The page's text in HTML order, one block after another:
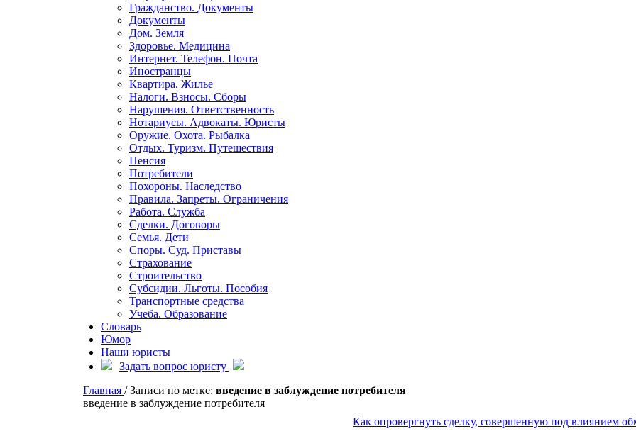
Гражданство. Документы
Документы
Дом. Земля
Здоровье. Медицина
Интернет. Телефон. Почта
Иностранцы
Квартира. Жилье
Налоги. Взносы. Сборы
Нарушения. Ответственность
Нотариусы. Адвокаты. Юристы
Оружие. Охота. Рыбалка
Отдых. Туризм. Путешествия
Пенсия
Потребители
Похороны. Наследство
Правила. Запреты. Ограничения
Работа. Служба
Сделки. Договоры
Семья. Дети
Споры. Суд. Приставы
Страхование
Строительство
Субсидии. Льготы. Пособия
Транспортные средства
Учеба. Образование
Словарь
Юмор
Наши юристы
Задать вопрос юристу
Главная / Записи по метке: введение в заблуждение потребителя
введение в заблуждение потребителя
Как опровергнуть сделку, совершенную под влиянием